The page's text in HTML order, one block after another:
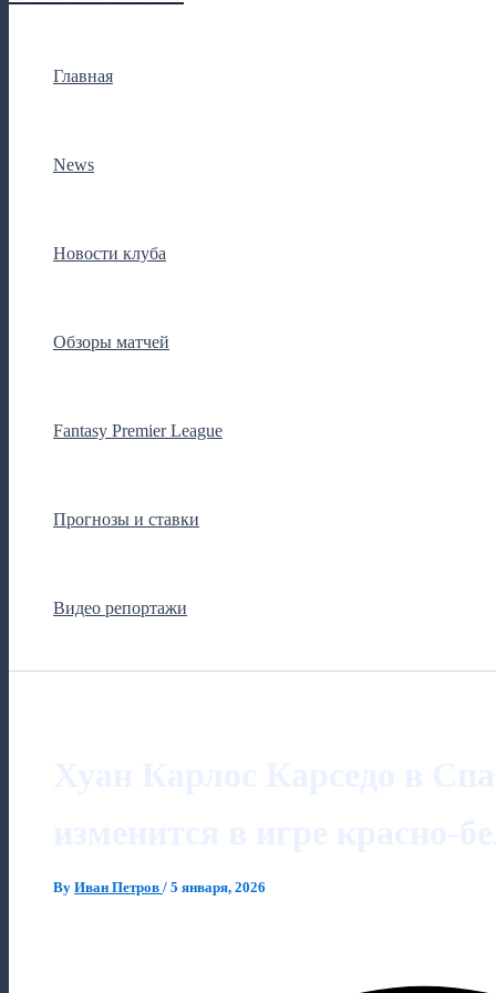
Главная
News
Новости клуба
Обзоры матчей
Fantasy Premier League
Прогнозы и ставки
Видео репортажи
By Иван Петров / 5 января, 2026